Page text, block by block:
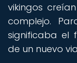
vikingos
complejo.
significaba el
de un nuevo